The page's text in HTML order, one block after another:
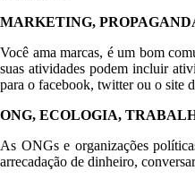
MARKETING,
Você ama marcas, é um bom
suas atividades podem incluir
para o facebook, twitter ou o site
ONG, ECOLOGIA,
As ONGs e organizações
arrecadação de dinheiro,